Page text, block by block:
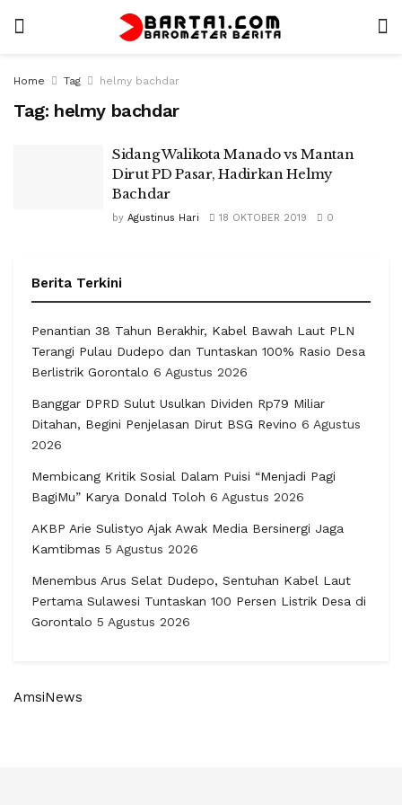
Home Tag helmy bachdar
Tag: helmy bachdar
Sidang Walikota Manado vs Mantan
Dirut PD Pasar, Hadirkan Helmy
Bachdar
by Agustinus Hari 18 OKTOBER 2019 0
Berita Terkini
Penantian 38 Tahun Berakhir, Kabel Bawah Laut PLN
Terangi Pulau Dudepo dan Tuntaskan 100% Rasio Desa
Berlistrik Gorontalo 6 Agustus 2026
Banggar DPRD Sulut Usulkan Dividen Rp79 Miliar
Ditahan, Begini Penjelasan Dirut BSG Revino 6 Agustus
2026
Membicang Kritik Sosial Dalam Puisi “Menjadi Pagi
BagiMu” Karya Donald Toloh 6 Agustus 2026
AKBP Arie Sulistyo Ajak Awak Media Bersinergi Jaga
Kamtibmas 5 Agustus 2026
Menembus Arus Selat Dudepo, Sentuhan Kabel Laut
Pertama Sulawesi Tuntaskan 100 Persen Listrik Desa di
Gorontalo 5 Agustus 2026
AmsiNews